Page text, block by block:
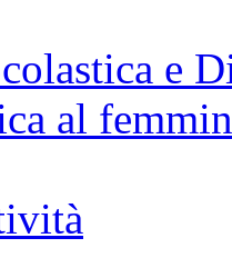
e
al